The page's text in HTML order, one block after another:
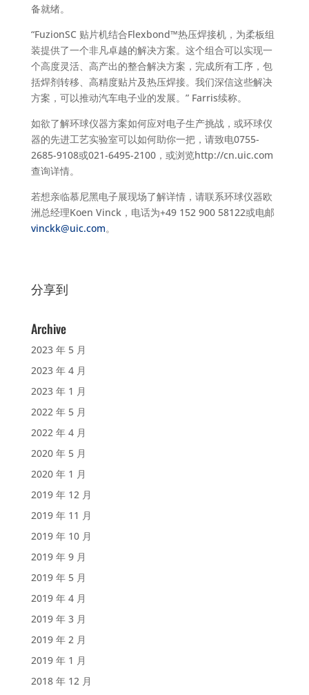
备就绪。
“FuzionSC 贴片机结合Flexbond™热压焊接机，为柔板组
装提供了一个非凡卓越的解决方案。这个组合可以实现一
个高度灵活、高产出的整合解决方案，完成所有工序，包
括焊剂转移、高精度贴片及热压焊接。我们深信这些解决
方案，可以推动汽车电子业的发展。” Farris续称。
如欲了解环球仪器方案如何应对电子生产挑战，或环球仪
器的先进工艺实验室可以如何助你一把，请致电0755-
2685-9108或021-6495-2100，或浏览http://cn.uic.com
查询详情。
若想亲临慕尼黑电子展现场了解详情，请联系环球仪器欧
洲总经理Koen Vinck，电话为+49 152 900 58122或电邮
vinckk@uic.com。
分享到
Archive
2023 年 5 月
2023 年 4 月
2023 年 1 月
2022 年 5 月
2022 年 4 月
2020 年 5 月
2020 年 1 月
2019 年 12 月
2019 年 11 月
2019 年 10 月
2019 年 9 月
2019 年 5 月
2019 年 4 月
2019 年 3 月
2019 年 2 月
2019 年 1 月
2018 年 12 月